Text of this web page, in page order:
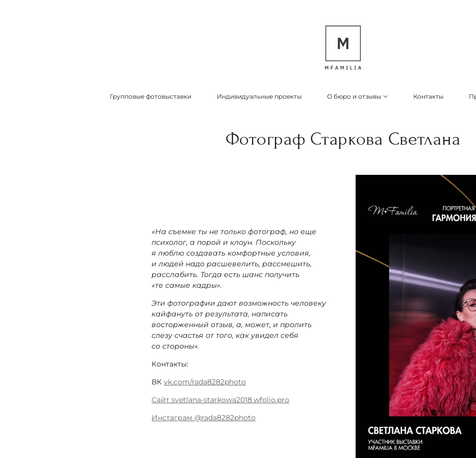
Групповые фотовыставки Индивидуальные проекты О бюро и отзывы Контакты
Фотограф Старкова Светлана
«На съемке ты не только фотограф, но еще
психолог, а порой и клоун. Поскольку
я люблю создавать комфортные условия,
и людей надо расшевелить, рассмешить,
расслабить. Тогда есть шанс получить
«те самые кадры».
Эти фотографии дают возможность человеку
кайфануть от результата, написать
восторженный отзыв, а, может, и пролить
слезу счастья от того, как увидел себя
со стороны».
Контакты:
ВК vk.com/rada8282photo
Сайт svetlana-starkowa2018.wfolio.pro
Инстаграм @rada8282photo